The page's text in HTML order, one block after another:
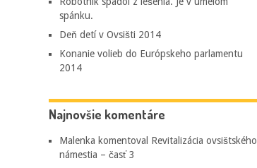
spánku.
Deň detí v Ovsišti 2014
Konanie volieb do Európskeho parlamentu
2014
Najnovšie komentáre
Malenka komentoval Revitalizácia ovsištského
námestia – časť 3